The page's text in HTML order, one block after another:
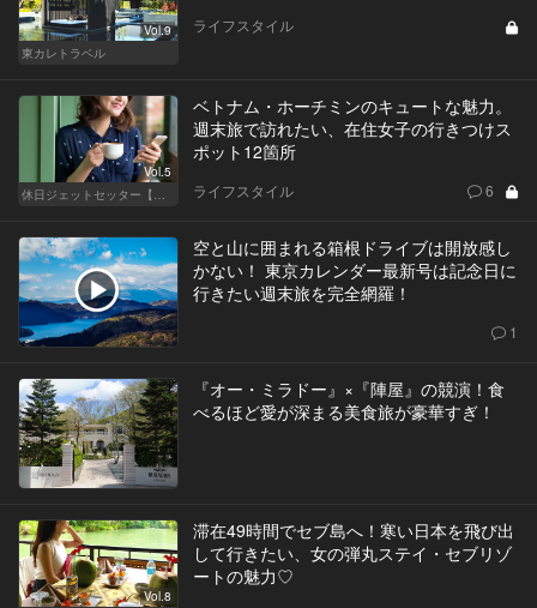
Vol.9
東カレトラベル
ライフスタイル
Vol.5
ベトナム・ホーチミンのキュートな魅力。
週末旅で訪れたい、在住女子の行きつけス
ポット12箇所
ライフスタイル 6
空と山に囲まれる箱根ドライブは開放感し
かない！ 東京カレンダー最新号は記念日に
行きたい週末旅を完全網羅！
1
『オー・ミラドー』×『陣屋』の競演！食
べるほど愛が深まる美食旅が豪華すぎ！
Vol.8
滞在49時間でセブ島へ！寒い日本を飛び出
して行きたい、女の弾丸ステイ・セブリゾ
ートの魅力♡